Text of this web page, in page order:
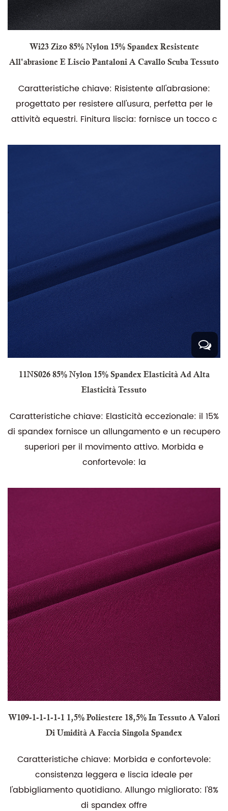
Wi23 Zizo 85% Nylon 15% Spandex Resistente
All'abrasione E Liscio Pantaloni A Cavallo Scuba Tessuto
Caratteristiche chiave: Risistente all'abrasione:
progettato per resistere all'usura, perfetta per le
attività equestri. Finitura liscia: fornisce un tocco c
11NS026 85% Nylon 15% Spandex Elasticità Ad Alta
Elasticità Tessuto
Caratteristiche chiave: Elasticità eccezionale: il 15%
di spandex fornisce un allungamento e un recupero
superiori per il movimento attivo. Morbida e
confortevole: la
W109-1-1-1-1-1 1,5% Poliestere 18,5% In Tessuto A Valori
Di Umidità A Faccia Singola Spandex
Caratteristiche chiave: Morbida e confortevole:
consistenza leggera e liscia ideale per
l'abbigliamento quotidiano. Allungo migliorato: l'8%
di spandex offre